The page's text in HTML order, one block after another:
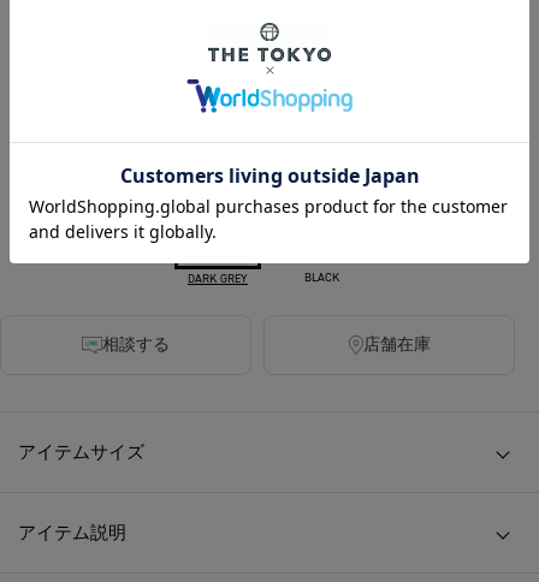
￥39,600税込
360ポイント付与
カラー
DARK GREY BLACK
相談する 店舗在庫
アイテムサイズ
アイテム説明